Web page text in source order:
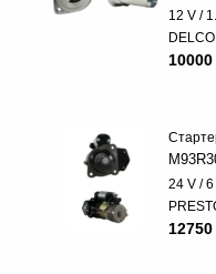
12 V /
DELCO
24 V /